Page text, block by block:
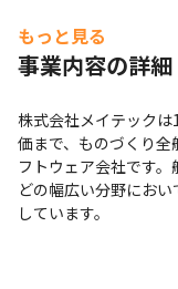
もっと見る
事業内容の詳細
株式会社メイテック
価まで、ものづくり
フトウェア会社です
どの幅広い分野にお
しています。